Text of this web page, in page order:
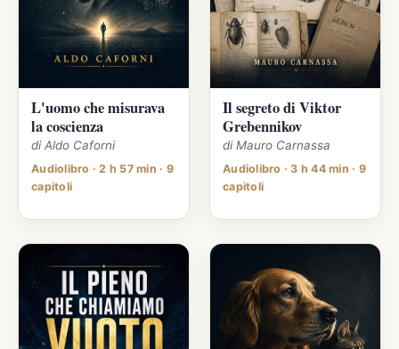
L'uomo che misurava
la coscienza
di Aldo Caforni
Audiolibro · 2 h 57 min · 9
capitoli
Il segreto di Viktor
Grebennikov
di Mauro Carnassa
Audiolibro · 3 h 44 min · 9
capitoli